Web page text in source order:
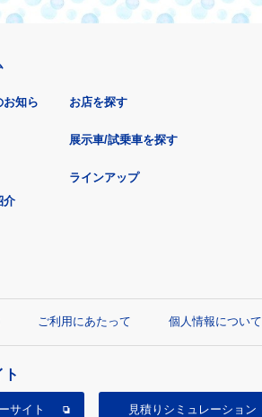
お知ら
介
お店を探す
展示車/試乗車を探す
ラインアップ
ご利用にあたって 個人情報について
サイト 見積り シミュレーション